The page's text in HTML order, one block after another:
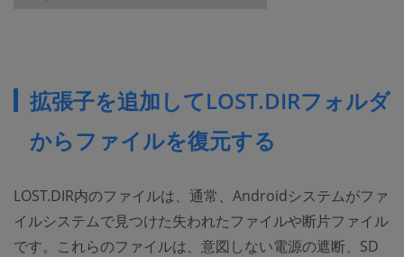
拡張子を追加してLOST.DIRフォルダ
からファイルを復元する
LOST.DIR内のファイルは、通常、Androidシステムがファ
イルシステムで見つけた失われたファイルや断片ファイル
です。これらのファイルは、意図しない電源の遮断、SD